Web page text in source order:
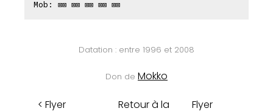
Mob: ⊠⊠ ⊠⊠ ⊠⊠ ⊠⊠ ⊠⊠
Datation : entre 1996 et 2008
Don de Mokko
< Flyer
Retour à la
Flyer